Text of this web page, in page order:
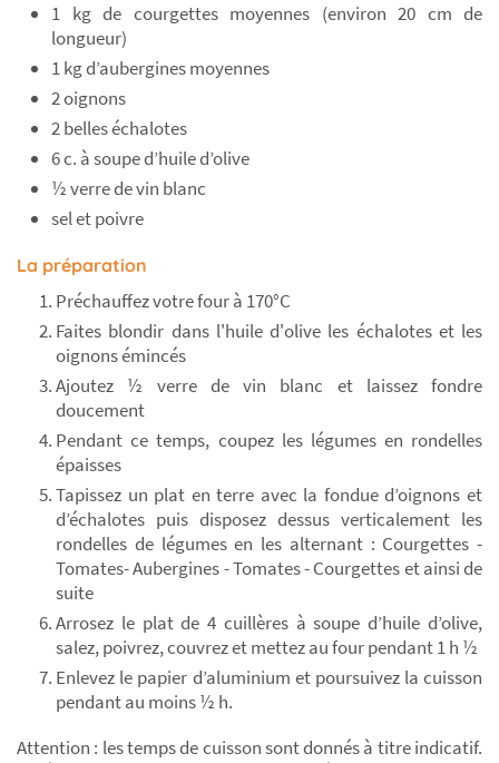
1 kg de courgettes moyennes (environ 20 cm de
longueur)
1 kg d’aubergines moyennes
2 oignons
2 belles échalotes
6 c. à soupe d’huile d’olive
½ verre de vin blanc
sel et poivre
La préparation
Préchauffez votre four à 170°C
Faites blondir dans l'huile d'olive les échalotes et les
oignons émincés
Ajoutez ½ verre de vin blanc et laissez fondre
doucement
Pendant ce temps, coupez les légumes en rondelles
épaisses
Tapissez un plat en terre avec la fondue d’oignons et
d’échalotes puis disposez dessus verticalement les
rondelles de légumes en les alternant : Courgettes -
Tomates- Aubergines - Tomates - Courgettes et ainsi de
suite
Arrosez le plat de 4 cuillères à soupe d’huile d’olive,
salez, poivrez, couvrez et mettez au four pendant 1 h ½
Enlevez le papier d’aluminium et poursuivez la cuisson
pendant au moins ½ h.
Attention : les temps de cuisson sont donnés à titre indicatif.